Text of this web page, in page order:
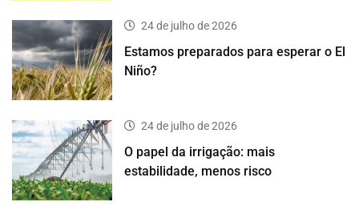
24 de julho de 2026
Estamos preparados para esperar o El
Niño?
24 de julho de 2026
O papel da irrigação: mais
estabilidade, menos risco